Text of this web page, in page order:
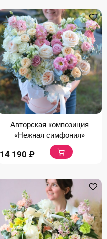
Авторская композиция
«Нежная симфония»
14 190 ₽